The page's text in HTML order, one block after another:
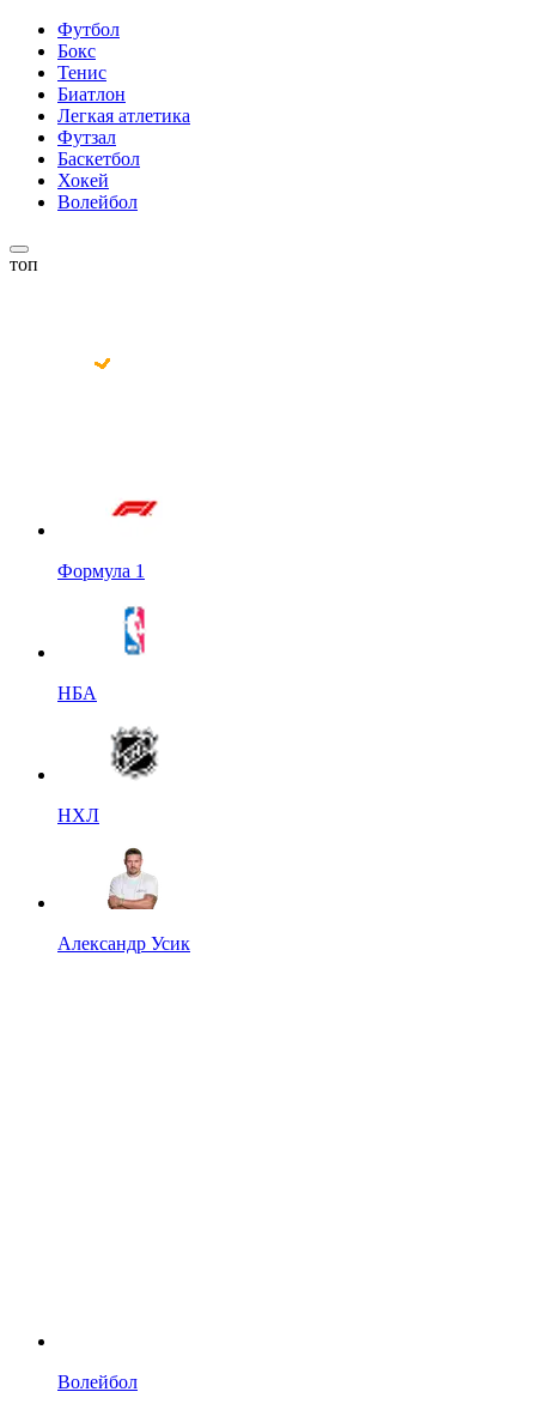
Футбол
Бокс
Тенис
Биатлон
Легкая атлетика
Футзал
Баскетбол
Хокей
Волейбол
топ
Формула 1
НБА
НХЛ
Александр Усик
Волейбол